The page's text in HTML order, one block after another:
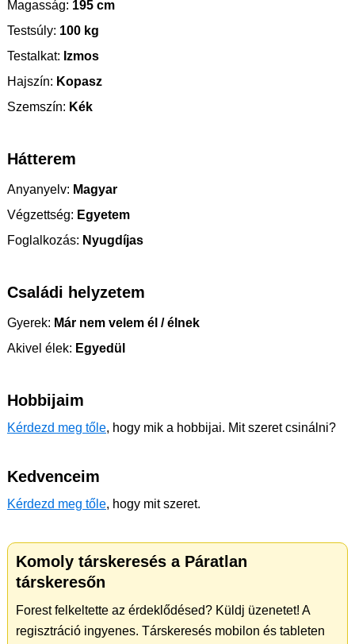
Magasság: 195 cm
Testsúly: 100 kg
Testalkat: Izmos
Hajszín: Kopasz
Szemszín: Kék
Hátterem
Anyanyelv: Magyar
Végzettség: Egyetem
Foglalkozás: Nyugdíjas
Családi helyzetem
Gyerek: Már nem velem él / élnek
Akivel élek: Egyedül
Hobbijaim
Kérdezd meg tőle, hogy mik a hobbijai. Mit szeret csinálni?
Kedvenceim
Kérdezd meg tőle, hogy mit szeret.
Komoly társkeresés a Páratlan
társkeresőn
Forest felkeltette az érdeklődésed? Küldj üzenetet! A
regisztráció ingyenes. Társkeresés mobilon és tableten